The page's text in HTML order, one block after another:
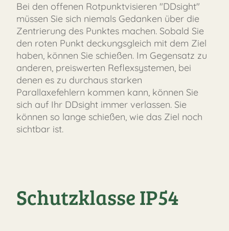
Bei den offenen Rotpunktvisieren "DDsight"
müssen Sie sich niemals Gedanken über die
Zentrierung des Punktes machen. Sobald Sie
den roten Punkt deckungsgleich mit dem Ziel
haben, können Sie schießen. Im Gegensatz zu
anderen, preiswerten Reflexsystemen, bei
denen es zu durchaus starken
Parallaxefehlern kommen kann, können Sie
sich auf Ihr DDsight immer verlassen. Sie
können so lange schießen, wie das Ziel noch
sichtbar ist.
Schutzklasse IP54